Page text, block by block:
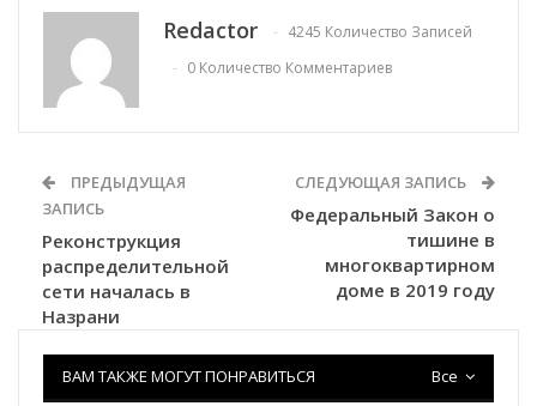
Redactor
4245 Количество Записей
0 Количество Комментариев
ПРЕДЫДУЩАЯ
ЗАПИСЬ
Реконструкция
распределительной
сети началась в
Назрани
СЛЕДУЮЩАЯ ЗАПИСЬ
Федеральный Закон о
тишине в
многоквартирном
доме в 2019 году
Все
ВАМ ТАКЖЕ МОГУТ ПОНРАВИТЬСЯ